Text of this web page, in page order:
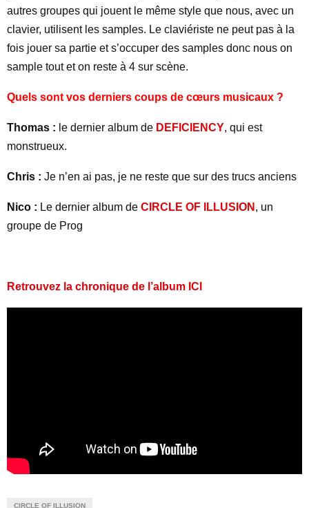
autres groupes qui jouent le même style que nous, avec un
clavier, utilisent les samples. Le claviériste ne peut pas à la
fois jouer sa partie et s’occuper des samples donc nous on
sample tout et on reste à 4 sur scène.
Quels sont vos derniers coups de cœurs musicaux ?
Thomas : le dernier album de DEFICIENCY, qui est
monstrueux.
Chris : Je n’en ai pas, je ne reste que sur des trucs anciens
Nico : Le dernier album de CIRCLE OF ILLUSION , un
groupe de Prog
Retrouvez la chronique de l’album ICI
CIRCLE OF ILLUSION